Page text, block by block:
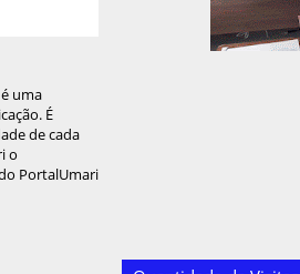
uma
É
de cada
o
PortalUmari